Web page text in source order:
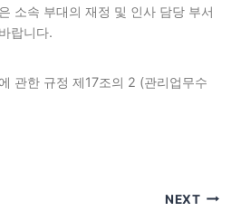
소속 부대의 재정 및 인사 담당 부서
랍니다.
관한 규정 제17조의 2 (관리업무수
NEXT